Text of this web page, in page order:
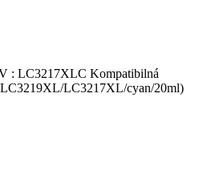
: LC3217XLC Kompatibilná
LC3217XL/cyan/20ml)